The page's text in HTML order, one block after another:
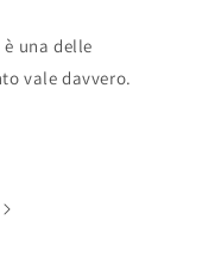
è una delle
vale davvero.